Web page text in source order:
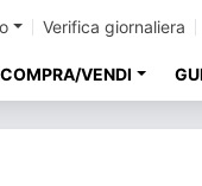
Verifica giornaliera
COMPRA/VENDI